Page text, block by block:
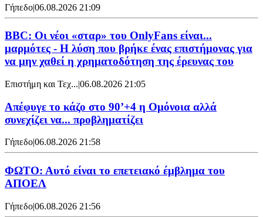
Γήπεδο|06.08.2026 21:09
BBC: Οι νέοι «σταρ» του OnlyFans είναι...
μαρμότες - Η λύση που βρήκε ένας επιστήμονας για
να μην χαθεί η χρηματοδότηση της έρευνας του
Επιστήμη και Τεχ...|06.08.2026 21:05
Απέφυγε το κάζο στο 90’+4 η Ομόνοια αλλά
συνεχίζει να... προβληματίζει
Γήπεδο|06.08.2026 21:58
ΦΩΤΟ: Αυτό είναι το επετειακό έμβλημα του
ΑΠΟΕΛ
Γήπεδο|06.08.2026 21:56